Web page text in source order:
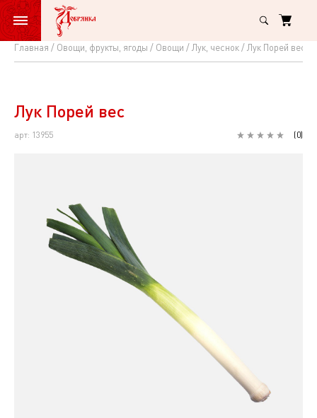
Главная Овощи, фрукты, ягоды Овощи Лук, чеснок Лук Порей вес
Лук
вес
Лук Порей вес
арт: 13955 (0)